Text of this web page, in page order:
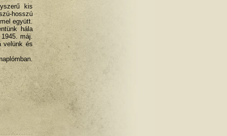
kis
hosszú
együtt.
hála
máj.
velünk és